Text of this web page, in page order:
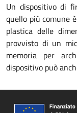
Un dispositivo di
quello più comune
plastica delle
provvisto di un
memoria per
dispositivo può